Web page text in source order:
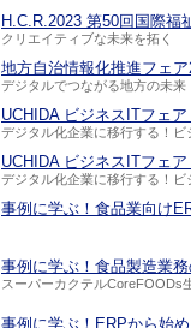
H.C.R.2023 第50回国際福
クリエイティブな未来を拓く
地方自治情報化推進フェ
デジタルでつながる地方の未来
UCHIDA ビジネスITフェ
デジタル化企業に移行する！
UCHIDA ビジネスITフェ
デジタル化企業に移行する！
事例に学ぶ！食品業向け
事例に学ぶ！食品製造業
スーパーカクテルCoreFOODs
事例に学ぶ！ERPから始